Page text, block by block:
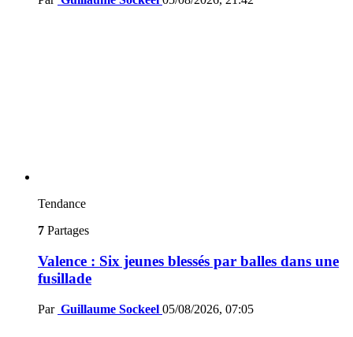
Tendance
7 Partages
Valence : Six jeunes blessés par balles dans une
fusillade
Par Guillaume Sockeel 05/08/2026, 07:05